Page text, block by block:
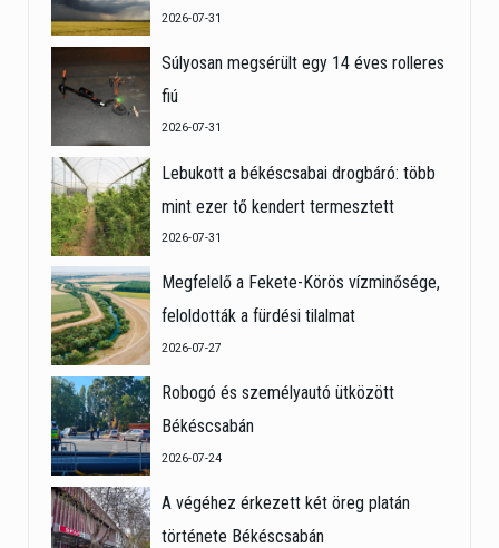
2026-07-31
Súlyosan megsérült egy 14 éves rolleres
fiú
2026-07-31
Lebukott a békéscsabai drogbáró: több
mint ezer tő kendert termesztett
2026-07-31
Megfelelő a Fekete-Körös vízminősége,
feloldották a fürdési tilalmat
2026-07-27
Robogó és személyautó ütközött
Békéscsabán
2026-07-24
A végéhez érkezett két öreg platán
története Békéscsabán